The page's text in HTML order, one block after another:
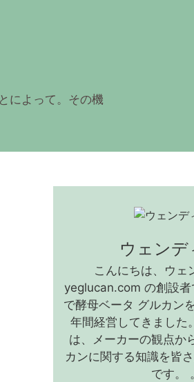
によって。その機
ウェンデ
こんにちは、ウェ
yeglucan.com の創設者
で酵母ベータ グルカン
年間経営してきました
は、メーカーの観点か
カンに関する知識を皆
です。 。